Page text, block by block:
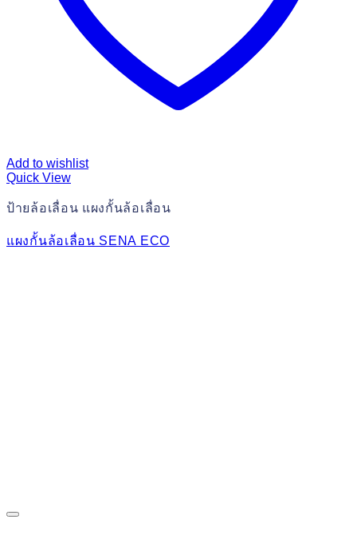
Add to wishlist
Quick View
ป้ายล้อเลื่อน แผงกั้นล้อเลื่อน
แผงกั้นล้อเลื่อน SENA ECO